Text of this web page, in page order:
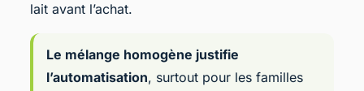
lait avant l’achat.
Le mélange homogène justifie
l’automatisation, surtout pour les familles